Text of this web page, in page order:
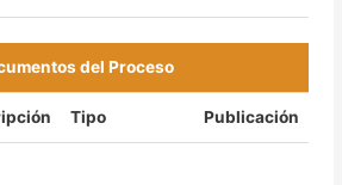
del Proceso
Tipo Publicación